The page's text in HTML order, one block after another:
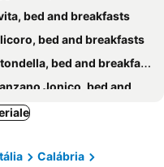
bed and breakfasts
bed and breakfasts
bed and breakfasts
Jonico, bed and breakfasts
Jonico, bed and breakfasts
Calabro, bed and breakfasts
Calábria